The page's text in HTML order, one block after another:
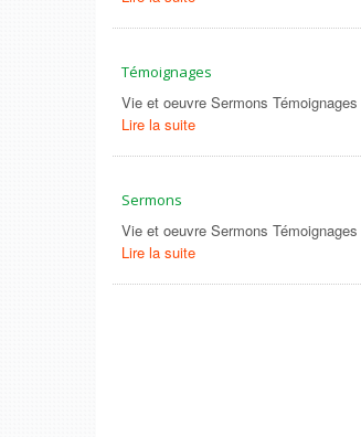
Témoignages
Vie et oeuvre Sermons
Lire la suite
Sermons
Vie et oeuvre Sermons
Lire la suite